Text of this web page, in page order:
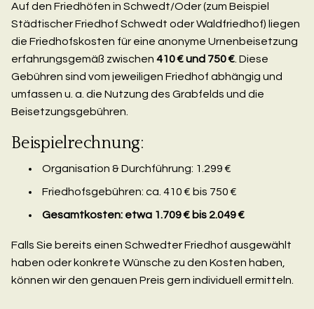
Auf den Friedhöfen in Schwedt/Oder (zum Beispiel
Städtischer Friedhof Schwedt oder Waldfriedhof) liegen
die Friedhofskosten für eine anonyme Urnenbeisetzung
erfahrungsgemäß zwischen 410 € und 750 €. Diese
Gebühren sind vom jeweiligen Friedhof abhängig und
umfassen u. a. die Nutzung des Grabfelds und die
Beisetzungsgebühren.
Beispielrechnung:
Organisation & Durchführung: 1.299 €
Friedhofsgebühren: ca. 410 € bis 750 €
Gesamtkosten: etwa 1.709 € bis 2.049 €
Falls Sie bereits einen Schwedter Friedhof ausgewählt
haben oder konkrete Wünsche zu den Kosten haben,
können wir den genauen Preis gern individuell ermitteln.